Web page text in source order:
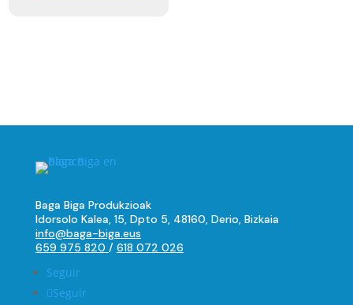
Baga Biga Produkzioak
Idorsolo Kalea, 15, Dpto 5, 48160, Derio, Bizkaia
info@baga-biga.eus
659 975 820 / 618 072 026
Seguir
Seguir